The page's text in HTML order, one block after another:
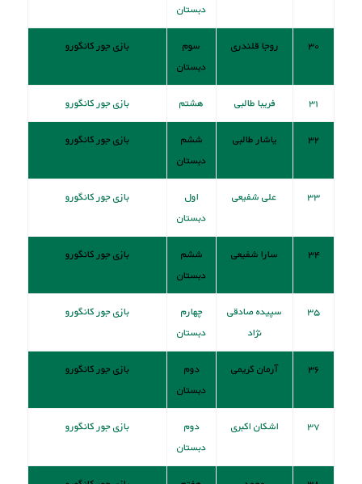
دبستان
۳۰ روجا قلندری
سوم
دبستان
بازی جور کانگورو
۳۱ فریبا طالبی هشتم بازی جور کانگورو
۳۲ یاشار طالبی
ششم
دبستان
بازی جور کانگورو
۳۳ علی شفیعی
اول
دبستان
بازی جور کانگورو
۳۴ سارا شفیعی
ششم
دبستان
بازی جور کانگورو
۳۵
سپیده صادقی
نژاد
چهارم
دبستان
بازی جور کانگورو
۳۶ آرمان کریمی
دوم
دبستان
بازی جور کانگورو
۳۷ اشکان اکبری
دوم
دبستان
بازی جور کانگورو